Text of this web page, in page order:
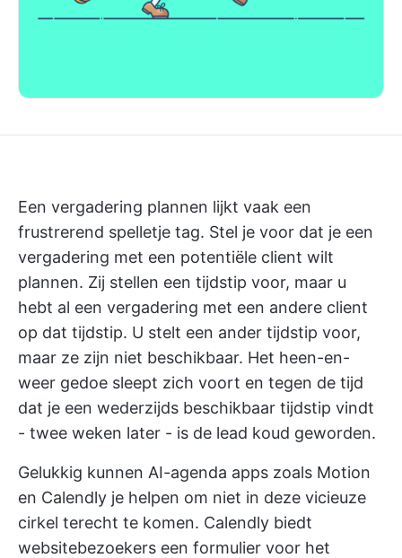
Een vergadering plannen lijkt vaak een
frustrerend spelletje tag. Stel je voor dat je een
vergadering met een potentiële client wilt
plannen. Zij stellen een tijdstip voor, maar u
hebt al een vergadering met een andere client
op dat tijdstip. U stelt een ander tijdstip voor,
maar ze zijn niet beschikbaar. Het heen-en-
weer gedoe sleept zich voort en tegen de tijd
dat je een wederzijds beschikbaar tijdstip vindt
- twee weken later - is de lead koud geworden.
Gelukkig kunnen AI-agenda apps zoals Motion
en Calendly je helpen om niet in deze vicieuze
cirkel terecht te komen. Calendly biedt
websitebezoekers een formulier voor het